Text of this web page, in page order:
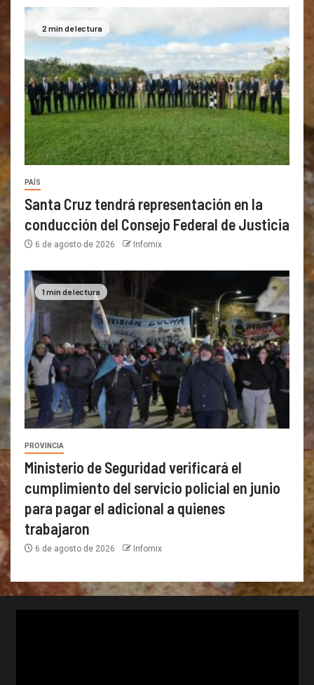
2 min de lectura
PAÍS
Santa Cruz tendrá representación en la
conducción del Consejo Federal de Justicia
6 de agosto de 2026 Infomix
1 min de lectura
PROVINCIA
Ministerio de Seguridad verificará el
cumplimiento del servicio policial en junio
para pagar el adicional a quienes
trabajaron
6 de agosto de 2026 Infomix